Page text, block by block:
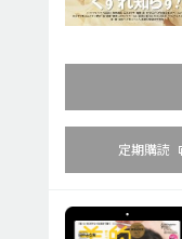
定期購読